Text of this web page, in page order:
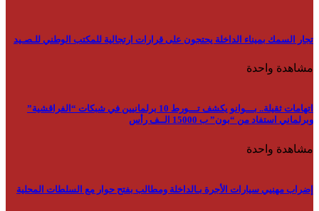
تجار السمك بميناء الداخلة يحتجون على قرارات ارتجالية للمكتب الوطني للـصـيد
مشاهدة واحدة
اتهامات ثقيلة.. بـــوانو يكشف تـــورط 10 برلمانيين في شبكات “الفراقشية”
وبرلماني استفاد من “بون” ب 15000 الــف رأس
مشاهدة واحدة
إضراب مهنيي سيارات الأجرة بـالداخلة ومطالب بفتح حوار مع السلطات المحلية